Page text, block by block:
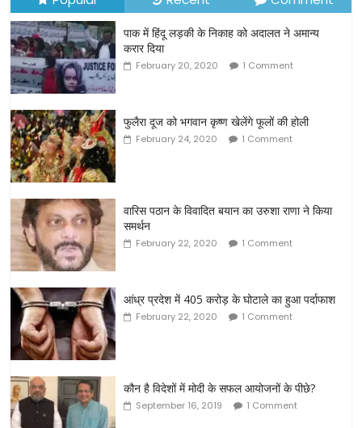
पाक में हिंदू लड़की के निकाह को अदालत ने अमान्य
करार दिया
February 20, 2020 1 Comment
फुलैरा दूज को भगवान कृष्ण खेलेंगे फूलों की होली
February 24, 2020 1 Comment
वारिस पठान के विवादित बयान का उरुशा राणा ने किया
समर्थन
February 22, 2020 1 Comment
आंध्र प्रदेश में 405 करोड़ के घोटाले का हुआ पर्दाफाश
February 22, 2020 1 Comment
कौन है विदेशों में मोदी के सफल आयोजनों के पीछे?
September 16, 2019 1 Comment